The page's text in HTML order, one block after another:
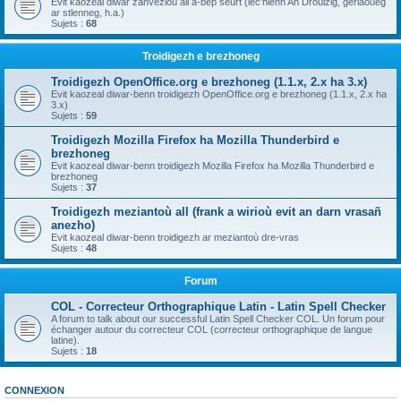
ar stlenneg, h.a.)
Sujets : 68
Troidigezh e brezhoneg
Troidigezh OpenOffice.org e brezhoneg (1.1.x, 2.x ha 3.x)
Evit kaozeal diwar-benn troidigezh OpenOffice.org e brezhoneg (1.1.x, 2.x ha
3.x)
Sujets : 59
Troidigezh Mozilla Firefox ha Mozilla Thunderbird e
brezhoneg
Evit kaozeal diwar-benn troidigezh Mozilla Firefox ha Mozilla Thunderbird e
brezhoneg
Sujets : 37
Troidigezh meziantoù all (frank a wirioù evit an darn vrasañ
anezho)
Evit kaozeal diwar-benn troidigezh ar meziantoù dre-vras
Sujets : 48
Forum
COL - Correcteur Orthographique Latin - Latin Spell Checker
A forum to talk about our successful Latin Spell Checker COL. Un forum pour
échanger autour du correcteur COL (correcteur orthographique de langue
latine).
Sujets : 18
CONNEXION